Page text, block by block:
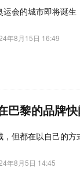
会的城市即将诞生
年8月15日 16:49
巴黎的品牌
但都在以自己的方
年8月5日 14:45